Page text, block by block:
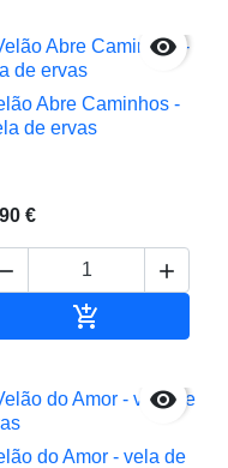

Abre Caminhos -
de ervas
€
 


do Amor - vela de